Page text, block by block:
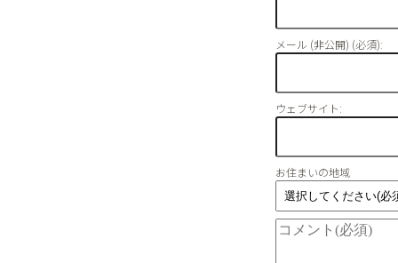
メール (非公開) (必須):
ウェブサイト:
お住まいの地域